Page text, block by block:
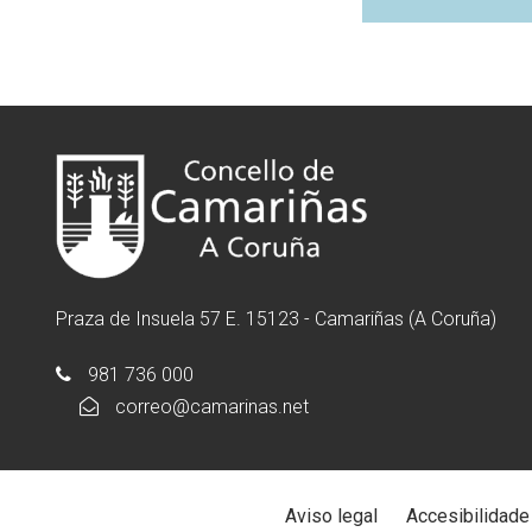
Praza de Insuela 57 E. 15123 - Camariñas (A Coruña)
981 736 000
correo@camarinas.net
Aviso legal Accesibilidade